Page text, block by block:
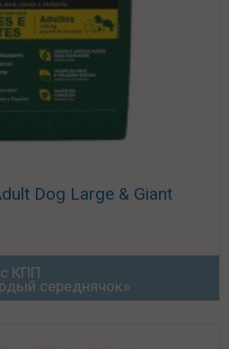
Dog Large & Giant
КПП
середнячок»